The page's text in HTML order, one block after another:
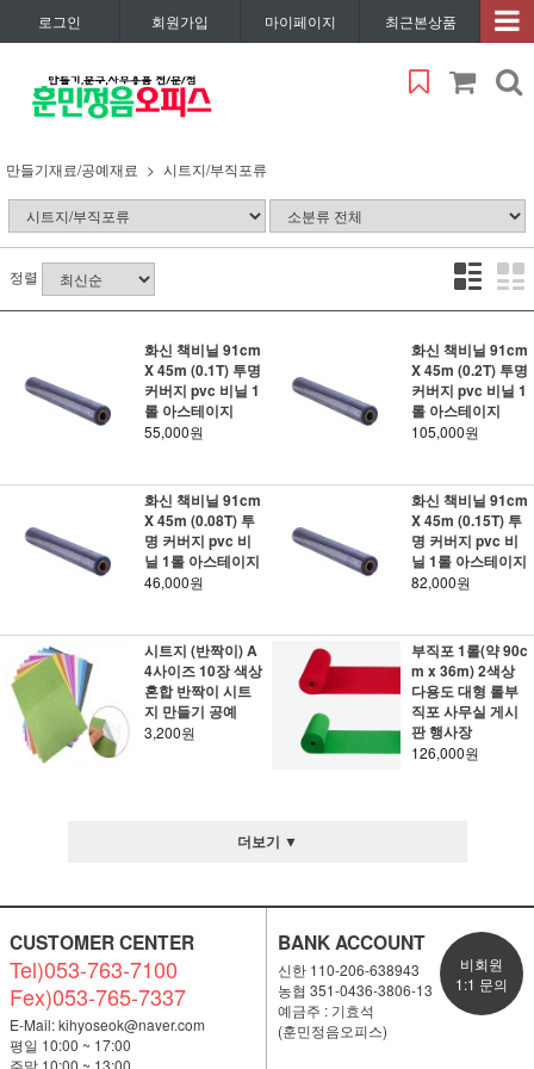
로그인 회원가입 마이페이지 최근본상품
만들기재료/공예재료 시트지/부직포류
정렬
화신 책비닐 91cm
X 45m (0.1T) 투명
커버지 pvc 비닐 1
롤 아스테이지
55,000원
화신 책비닐 91cm
X 45m (0.2T) 투명
커버지 pvc 비닐 1
롤 아스테이지
105,000원
화신 책비닐 91cm
X 45m (0.08T) 투
명 커버지 pvc 비
닐 1롤 아스테이지
46,000원
화신 책비닐 91cm
X 45m (0.15T) 투
명 커버지 pvc 비
닐 1롤 아스테이지
82,000원
시트지 (반짝이) A
4사이즈 10장 색상
혼합 반짝이 시트
지 만들기 공예
3,200원
부직포 1롤(약 90c
m x 36m) 2색상
다용도 대형 롤부
직포 사무실 게시
판 행사장
126,000원
더보기 ▼
CUSTOMER CENTER
Tel)053-763-7100
Fex)053-765-7337
E-Mail:kihyoseok@naver.com
평일 10:00 ~ 17:00
주말 10:00 ~ 13:00
BANK ACCOUNT
신한 110-206-638943
농협 351-0436-3806-13
예금주 : 기효석
(훈민정음오피스)
비회원
1:1 문의